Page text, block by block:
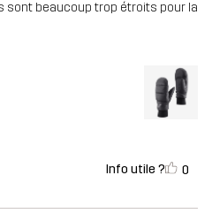
sont beaucoup trop étroits pour la
Info utile ? 0